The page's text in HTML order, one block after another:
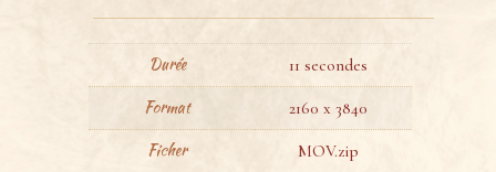
Durée 11 secondes
Format 2160 x 3840
Ficher MOV.zip